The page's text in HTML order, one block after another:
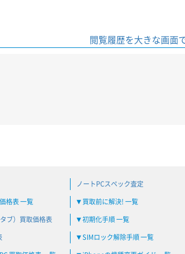
閲覧履歴を大きな画面
格表 一覧
ブ）買取価格表
ノートPCスペック査定
▼ 買取前に解決! 一覧
▼ 初期化手順 一覧
▼ SIMロック解除手順 一覧